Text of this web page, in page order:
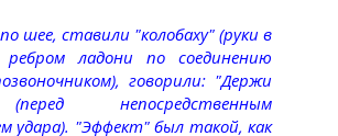
шее, ставили "колобаху" (руки в
ладони по соединению
говорили: "Держи
непосредственным
удара). "Эффект" был такой, как